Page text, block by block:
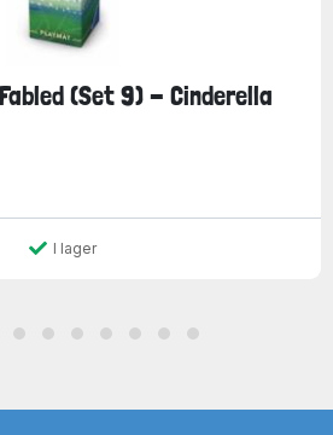
(Set 9) - Cinderella
I lager